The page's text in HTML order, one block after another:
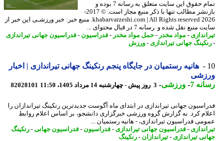
تمام حقوق این سایت متعلق به رسانه 7 بوده و
بازنشر مطالب تنها با ذکر منبع مجاز است. © 2017-
2026 khabarvarzeshi.com | All Rights reserved. منبع خبر: خبر ورزشـی این خبر از
نقل شده و رسانه 7 در قبال محتوای ...
- مواد مخدر-حمل مواد مخدر-فدراسیون-فدراسیون جهانی تیراندازی
جهانی تیراندازی- ورزش
هانیه رستمیان در جایگاه پنجم رنکینگ جهانی تیراندازی | اخبار
7
-ورزشی-3 روز پیش - چهارشنبه 14 مرداد 1405، 11:50 82028101
جهانی تیراندازی در ابتدای ماه آگوست جدیدترین رنکینگ تیراندازان را
کرد. به گزارش گروه ورزشی خبرگزاری دانشجو، بر اساس اعلام روابط
فدراسیون تیراندازی، - هانیه رستمیان ...
- فدراسیون جهانی تیراندازی- فدراسیون-فدراسیون جهانی-رنکینگ
تیراندازی- تیراندازان - رنکینگ